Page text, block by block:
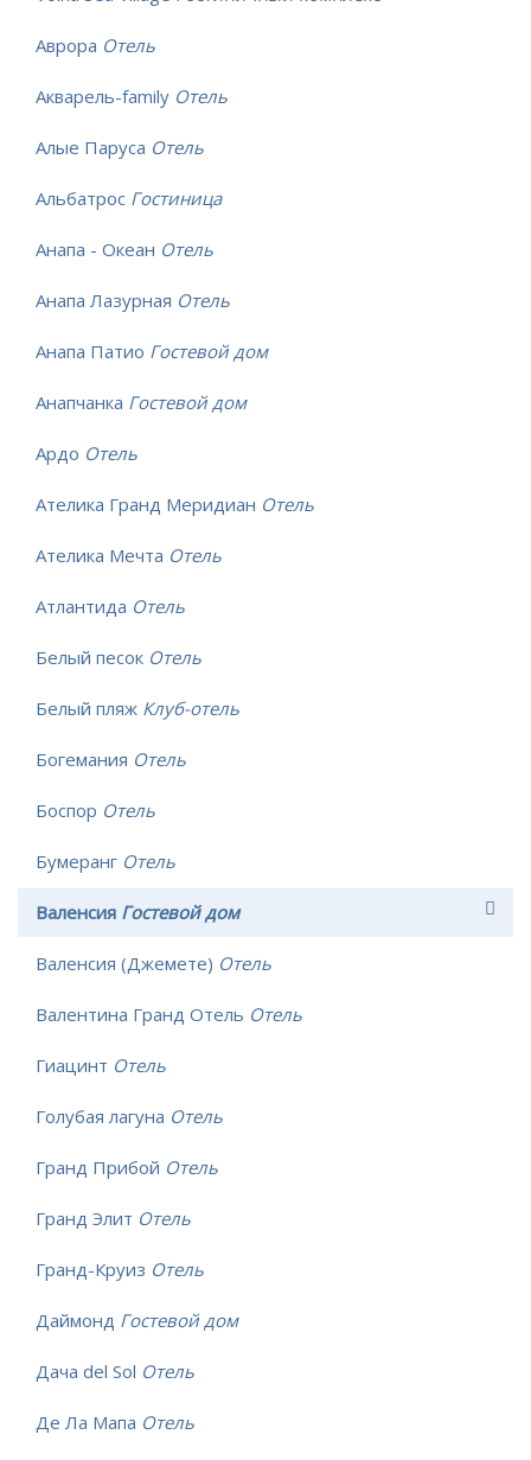
Аврора Отель
Акварель-family Отель
Алые Паруса Отель
Альбатрос Гостиница
Анапа - Океан Отель
Анапа Лазурная Отель
Анапа Патио Гостевой дом
Анапчанка Гостевой дом
Ардо Отель
Ателика Гранд Меридиан Отель
Ателика Мечта Отель
Атлантида Отель
Белый песок Отель
Белый пляж Клуб-отель
Богемания Отель
Боспор Отель
Бумеранг Отель
Валенсия Гостевой дом
Валенсия (Джемете) Отель
Валентина Гранд Отель Отель
Гиацинт Отель
Голубая лагуна Отель
Гранд Прибой Отель
Гранд Элит Отель
Гранд-Круиз Отель
Даймонд Гостевой дом
Дача del Sol Отель
Де Ла Мапа Отель